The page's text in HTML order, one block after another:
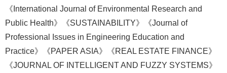
《International Journal of Environmental Research and
Public Health》《SUSTAINABILITY》《Journal of
Professional Issues in Engineering Education and
Practice》《PAPER ASIA》《REAL ESTATE FINANCE》
《JOURNAL OF INTELLIGENT AND FUZZY SYSTEMS》